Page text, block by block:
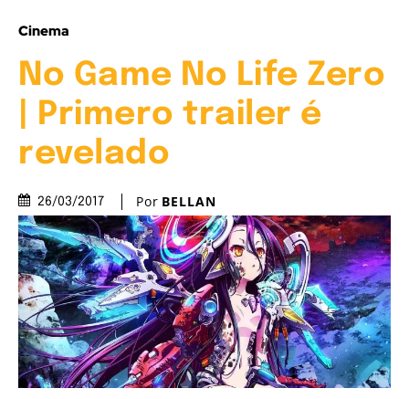
Cinema
No Game No Life Zero
| Primero trailer é
revelado
26/03/2017 Por BELLAN